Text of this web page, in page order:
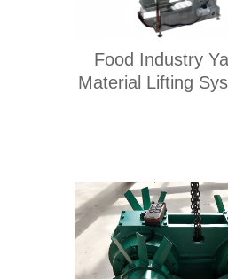
Food Industry
Material Lifting